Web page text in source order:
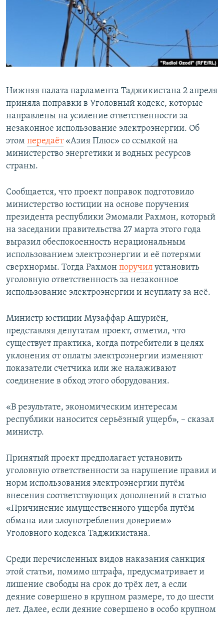
Нижняя палата парламента Таджикистана 2 апреля
приняла поправки в Уголовный кодекс, которые
направлены на усиление ответственности за
незаконное использование электроэнергии. Об
этом передаёт«Азия Плюс» со ссылкой на
министерство энергетики и водных ресурсов
страны.
Сообщается, что проект поправок подготовило
министерство юстиции на основе поручения
президента республики Эмомали Рахмон, который
на заседании правительства 27 марта этого года
выразил обеспокоенность нерациональным
использованием электроэнергии и её потерями
сверхнормы. Тогда Рахмон поручил установить
уголовную ответственность за незаконное
использование электроэнергии и неуплату за неё.
Министр юстиции Музаффар Ашуриён,
представляя депутатам проект, отметил, что
существует практика, когда потребители в целях
уклонения от оплаты электроэнергии изменяют
показатели счетчика или же налаживают
соединение в обход этого оборудования.
«В результате, экономическим интересам
республики наносится серьёзный ущерб», – сказал
министр.
Принятый проект предполагает установить
уголовную ответственности за нарушение правил и
норм использования электроэнергии путём
внесения соответствующих дополнений в статью
«Причинение имущественного ущерба путём
обмана или злоупотребления доверием»
Уголовного кодекса Таджикистана.
Среди перечисленных видов наказания санкция
этой статьи, помимо штрафа, предусматривает и
лишение свободы на срок до трёх лет, а если
деяние совершено в крупном размере, то до шести
лет. Далее, если деяние совершено в особо крупном